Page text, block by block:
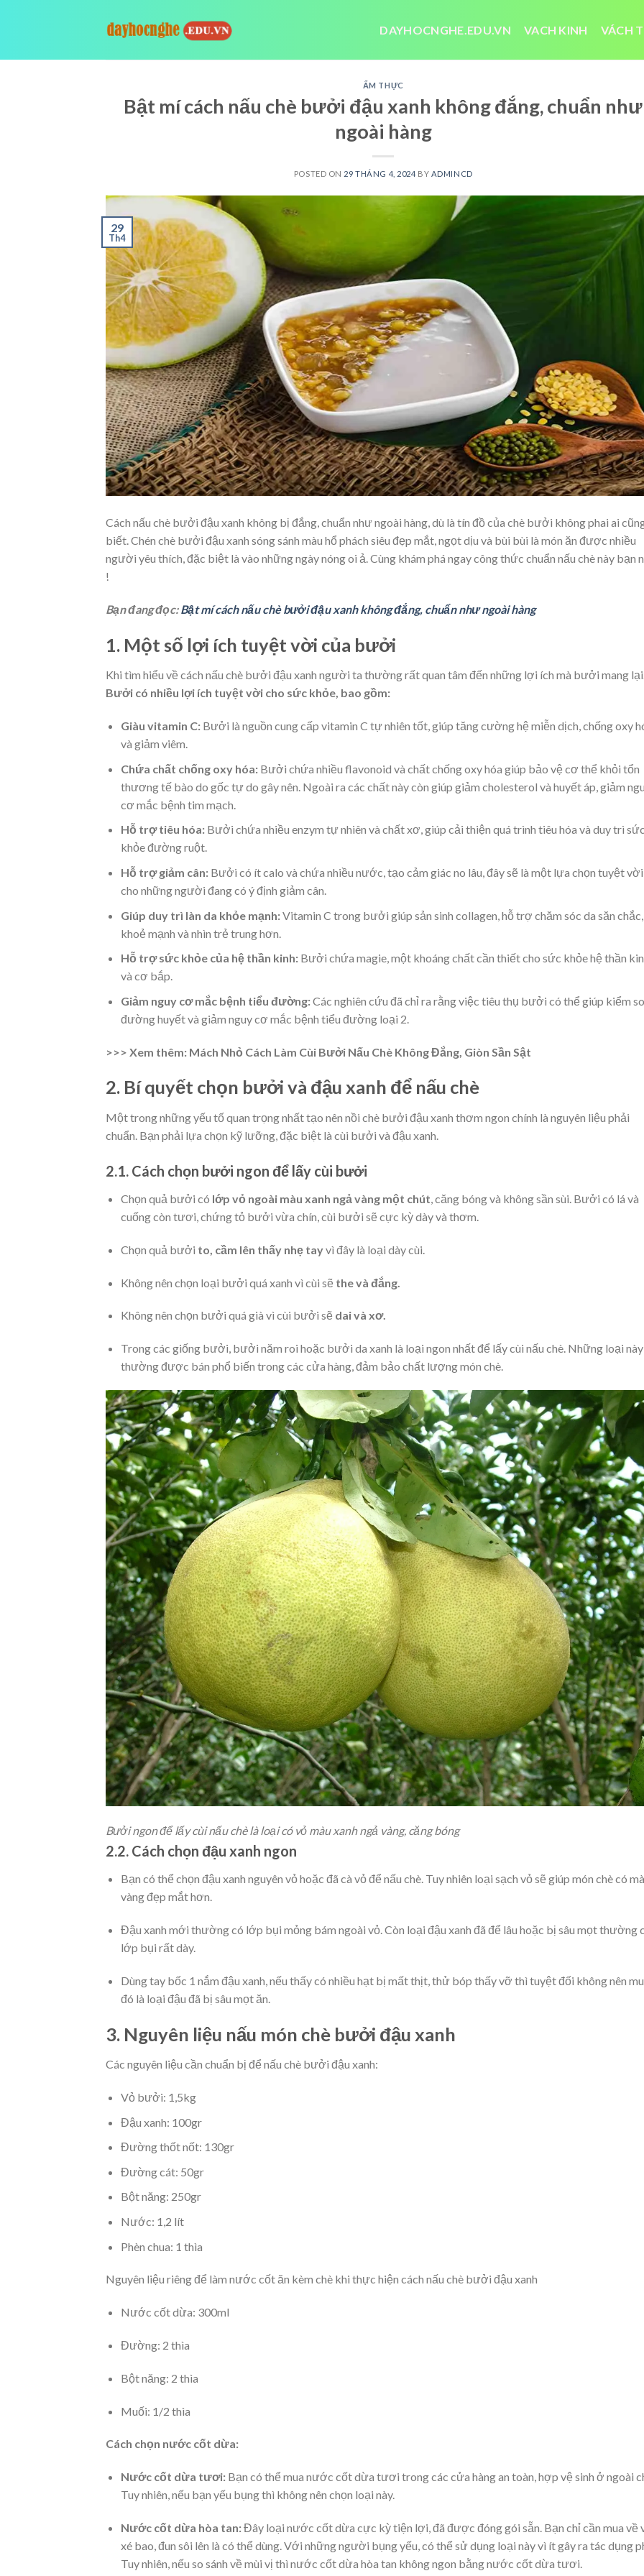
DAYHOCNGHE.EDU.VN VACH KINH VÁCH
ẨM THỰC
Bật mí cách nấu chè bưởi đậu xanh không đắng, chuẩn như
ngoài hàng
POSTED ON 29 THÁNG 4, 2024 BY ADMINCD
29
Th4
Cách nấu chè bưởi đậu xanh không bị đắng, chuẩn như ngoài hàng, dù là tín đồ của chè bưởi không phai ai
biết. Chén chè bưởi đậu xanh sóng sánh màu hổ phách siêu đẹp mắt, ngọt dịu và bùi bùi là món ăn được nhiều
người yêu thích, đặc biệt là vào những ngày nóng oi ả. Cùng khám phá ngay công thức chuẩn nấu chè này bạn
!
Bạn đang đọc:Bật mí cách nấu chè bưởi đậu xanh không đắng, chuẩn như ngoài hàng
1. Một số lợi ích tuyệt vời của bưởi
Khi tìm hiểu về cách nấu chè bưởi đậu xanh người ta thường rất quan tâm đến những lợi ích mà bưởi mang
Bưởi có nhiều lợi ích tuyệt vời cho sức khỏe, bao gồm:
Giàu vitamin C:Bưởi là nguồn cung cấp vitamin C tự nhiên tốt, giúp tăng cường hệ miễn dịch, chống oxy
và giảm viêm.
Chứa chất chống oxy hóa:Bưởi chứa nhiều flavonoid và chất chống oxy hóa giúp bảo vệ cơ thể khỏi tổn
thương tế bào do gốc tự do gây nên. Ngoài ra các chất này còn giúp giảm cholesterol và huyết áp, giảm
cơ mắc bệnh tim mạch.
Hỗ trợ tiêu hóa: Bưởi chứa nhiều enzym tự nhiên và chất xơ, giúp cải thiện quá trình tiêu hóa và duy trì
khỏe đường ruột.
Hỗ trợ giảm cân: Bưởi có ít calo và chứa nhiều nước, tạo cảm giác no lâu, đây sẽ là một lựa chọn tuyệt vời
cho những người đang có ý định giảm cân.
Giúp duy trì làn da khỏe mạnh:Vitamin C trong bưởi giúp sản sinh collagen, hỗ trợ chăm sóc da săn chắc,
khoẻ mạnh và nhìn trẻ trung hơn.
Hỗ trợ sức khỏe của hệ thần kinh:Bưởi chứa magie, một khoáng chất cần thiết cho sức khỏe hệ thần
và cơ bắp.
Giảm nguy cơ mắc bệnh tiểu đường:Các nghiên cứu đã chỉ ra rằng việc tiêu thụ bưởi có thể giúp kiểm
đường huyết và giảm nguy cơ mắc bệnh tiểu đường loại 2.
>>> Xem thêm: Mách Nhỏ Cách Làm Cùi Bưởi Nấu Chè Không Đắng, Giòn Sần Sật
2. Bí quyết chọn bưởi và đậu xanh để nấu chè
Một trong những yếu tố quan trọng nhất tạo nên nồi chè bưởi đậu xanh thơm ngon chính là nguyên liệu phải
chuẩn. Bạn phải lựa chọn kỹ lưỡng, đặc biệt là cùi bưởi và đậu xanh.
2.1. Cách chọn bưởi ngon để lấy cùi bưởi
Chọn quả bưởi có lớp vỏ ngoài màu xanh ngả vàng một chút, căng bóng và không sần sùi. Bưởi có lá và
cuống còn tươi, chứng tỏ bưởi vừa chín, cùi bưởi sẽ cực kỳ dày và thơm.
Chọn quả bưởi to, cầm lên thấy nhẹ tayvì đây là loại dày cùi.
Không nên chọn loại bưởi quá xanh vì cùi sẽ the và đắng.
Không nên chọn bưởi quá già vì cùi bưởi sẽ dai và xơ.
Trong các giống bưởi, bưởi năm roi hoặc bưởi da xanh là loại ngon nhất để lấy cùi nấu chè. Những loại này
thường được bán phổ biến trong các cửa hàng, đảm bảo chất lượng món chè.
Bưởi ngon để lấy cùi nấu chè là loại có vỏ màu xanh ngả vàng, căng bóng
2.2. Cách chọn đậu xanh ngon
Bạn có thể chọn đậu xanh nguyên vỏ hoặc đã cà vỏ để nấu chè. Tuy nhiên loại sạch vỏ sẽ giúp món chè có
vàng đẹp mắt hơn.
Đậu xanh mới thường có lớp bụi mỏng bám ngoài vỏ. Còn loại đậu xanh đã để lâu hoặc bị sâu mọt thường
lớp bụi rất dày.
Dùng tay bốc 1 nắm đậu xanh, nếu thấy có nhiều hạt bị mất thịt, thử bóp thấy vỡ thì tuyệt đối không nên
đó là loại đậu đã bị sâu mọt ăn.
3. Nguyên liệu nấu món chè bưởi đậu xanh
Các nguyên liệu cần chuẩn bị để nấu chè bưởi đậu xanh:
Vỏ bưởi: 1,5kg
Đậu xanh: 100gr
Đường thốt nốt: 130gr
Đường cát: 50gr
Bột năng: 250gr
Nước: 1,2 lít
Phèn chua: 1 thìa
Nguyên liệu riêng để làm nước cốt ăn kèm chè khi thực hiện cách nấu chè bưởi đậu xanh
Nước cốt dừa: 300ml
Đường: 2 thìa
Bột năng: 2 thìa
Muối: 1/2 thìa
Cách chọn nước cốt dừa:
Nước cốt dừa tươi:Bạn có thể mua nước cốt dừa tươi trong các cửa hàng an toàn, hợp vệ sinh ở ngoài
Tuy nhiên, nếu bạn yếu bụng thì không nên chọn loại này.
Nước cốt dừa hòa tan:Đây loại nước cốt dừa cực kỳ tiện lợi, đã được đóng gói sẵn. Bạn chỉ cần mua về
xé bao, đun sôi lên là có thể dùng. Với những người bụng yếu, có thể sử dụng loại này vì ít gây ra tác dụng
Tuy nhiên, nếu so sánh về mùi vị thì nước cốt dừa hòa tan không ngon bằng nước cốt dừa tươi.